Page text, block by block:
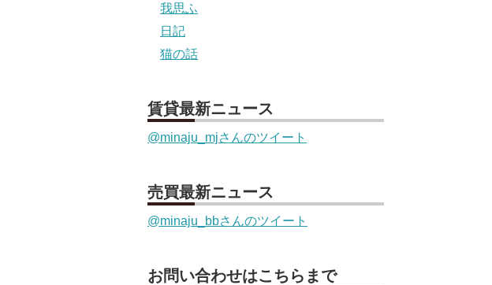
我思ふ
日記
猫の話
賃貸最新ニュース
@minaju_mjさんのツイート
売買最新ニュース
@minaju_bbさんのツイート
お問い合わせはこちらまで